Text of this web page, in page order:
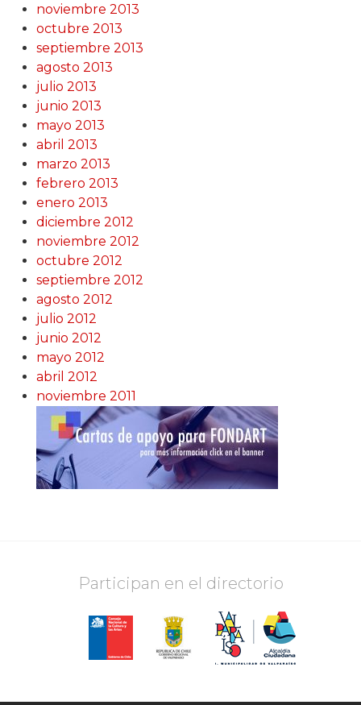
noviembre 2013
octubre 2013
septiembre 2013
agosto 2013
julio 2013
junio 2013
mayo 2013
abril 2013
marzo 2013
febrero 2013
enero 2013
diciembre 2012
noviembre 2012
octubre 2012
septiembre 2012
agosto 2012
julio 2012
junio 2012
mayo 2012
abril 2012
noviembre 2011
Participan en el directorio